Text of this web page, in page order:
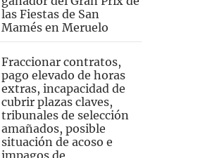
las Fiestas de San
Mamés en Meruelo
Fraccionar contratos,
pago elevado de horas
extras, incapacidad de
cubrir plazas claves,
tribunales de selección
amañados, posible
situación de acoso e